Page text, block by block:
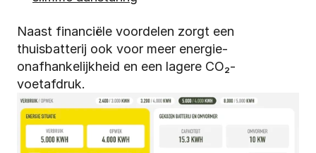
Naast financiële voordelen zorgt een
thuisbatterij ook voor meer energie-
onafhankelijkheid en een lagere CO₂-
voetafdruk.